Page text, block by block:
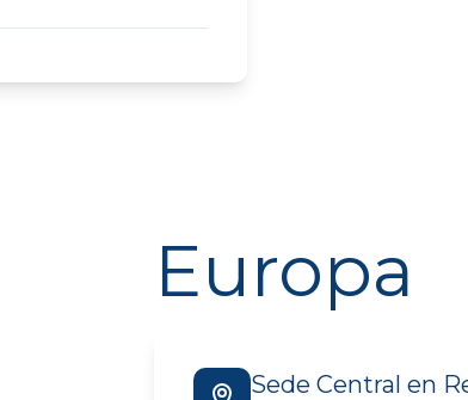
Europa
Sede Central en